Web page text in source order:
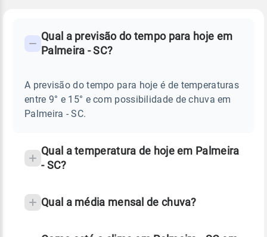
TEMPO
PALMEIRA
Perguntas
sobre
chuva
Qual a previsão do tempo para hoje em
Palmeira - SC?
A previsão do tempo para hoje é de temperaturas
entre 9° e 15° e com possibilidade de chuva em
Palmeira - SC.
Qual a temperatura de hoje em Palmeira
- SC?
Qual a média mensal de chuva?